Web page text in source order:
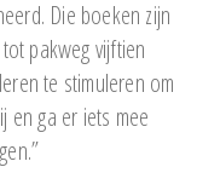
Die boeken zijn
pakweg vijftien
te stimuleren om
en ga er iets mee